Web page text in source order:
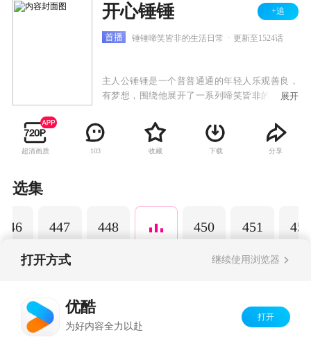
开心锤锤 +追
首播 锤锤啼笑皆非的生活日常 更新至1524话
主人公锤锤是一个普普通通的年轻人乐观善良，
有梦想，围绕他展开了一系列啼笑皆非的故事。
常生活中发生的小故事，引发观众共鸣，传递正
能量，深受粉丝的喜爱。
展开
超清画质 103 收藏 下载 分享
选集
446 447 448 450 451 452
打开方式 继续使用浏览器
优酷
为好内容全力以赴
打开